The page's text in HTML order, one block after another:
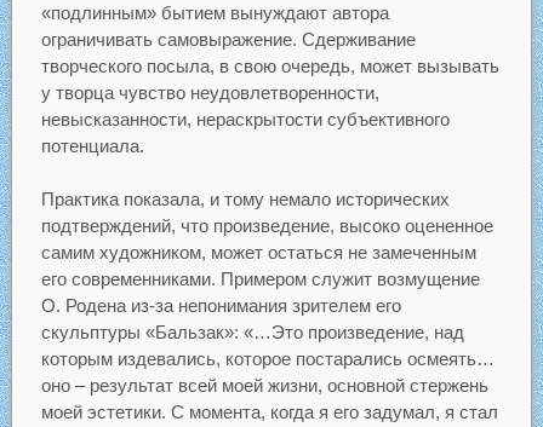
«подлинным» бытием вынуждают автора
ограничивать самовыражение. Сдерживание
творческого посыла, в свою очередь, может вызывать
у творца чувство неудовлетворенности,
невысказанности, нераскрытости субъективного
потенциала.
Практика показала, и тому немало исторических
подтверждений, что произведение, высоко оцененное
самим художником, может остаться не замеченным
его современниками. Примером служит возмущение
О. Родена из-за непонимания зрителем его
скульптуры «Бальзак»: «…Это произведение, над
которым издевались, которое постарались осмеять…
оно – результат всей моей жизни, основной стержень
моей эстетики. С момента, когда я его задумал, я стал